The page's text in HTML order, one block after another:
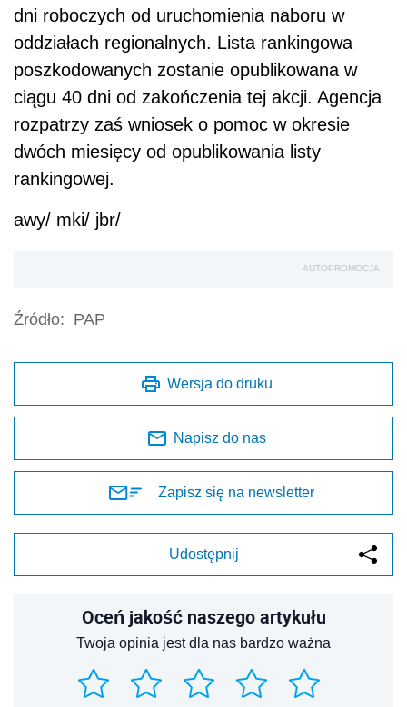
dni roboczych od uruchomienia naboru w
oddziałach regionalnych. Lista rankingowa
poszkodowanych zostanie opublikowana w
ciągu 40 dni od zakończenia tej akcji. Agencja
rozpatrzy zaś wniosek o pomoc w okresie
dwóch miesięcy od opublikowania listy
rankingowej.
awy/ mki/ jbr/
AUTOPROMOCJA
Źródło: PAP
Wersja do druku
Napisz do nas
Zapisz się na newsletter
Udostępnij
Oceń jakość naszego artykułu
Twoja opinia jest dla nas bardzo ważna